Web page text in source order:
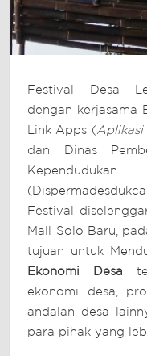
Festival Desa
dengan kerjasama
Link Apps (Aplikasi
dan Dinas
Festival
Mall Solo Baru,
tujuan untuk
Ekonomi Desa
ekonomi desa,
andalan desa
para pihak yang